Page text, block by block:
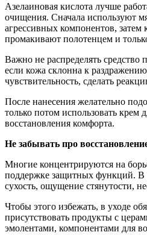
Азелаиновая кислота лучше
очищения. Сначала используют
агрессивных компонентов, затем
промакивают полотенцем и
Важно не распределять средство
если кожа склонна к
чувствительность, сделать
После нанесения желательно
только потом использовать крем
восстановления комфорта.
Не забывать про
Многие концентрируются на
поддержке защитных функций. В
сухость, ощущение стянутости,
Чтобы этого избежать, в уходе
присутствовать продукты с
эмолентами, компонентами для